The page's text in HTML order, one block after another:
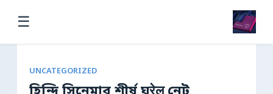
☰
UNCATEGORIZED